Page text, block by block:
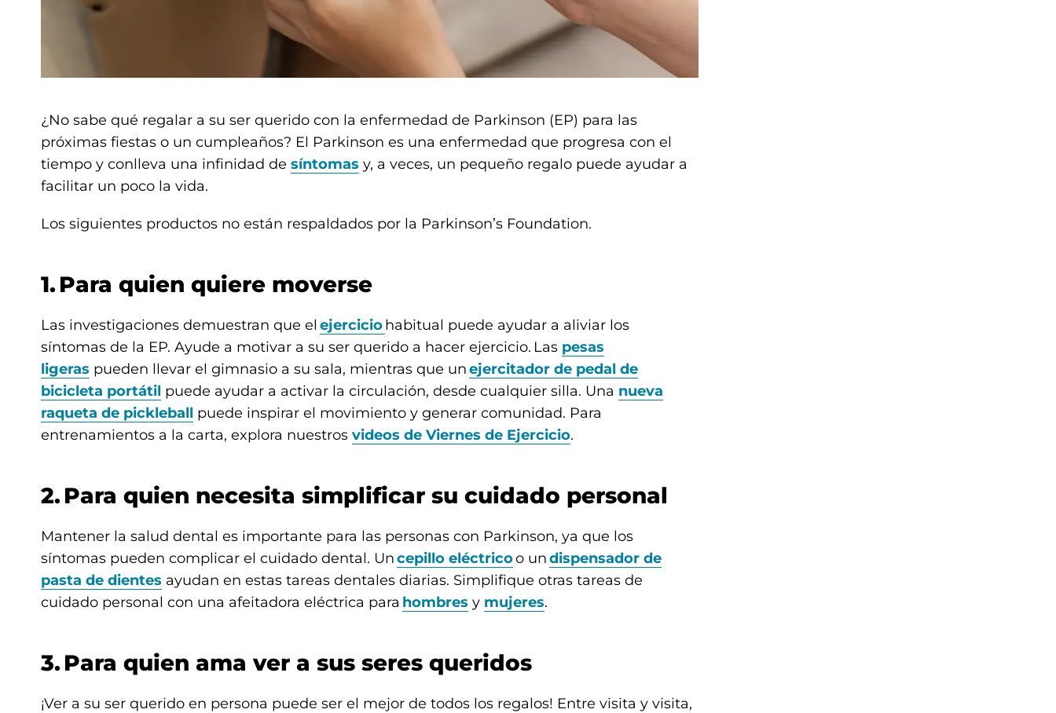
¿No sabe qué regalar a su ser querido con la enfermedad de Parkinson (EP) para las
próximas fiestas o un cumpleaños? El Parkinson es una enfermedad que progresa con el
tiempo y conlleva una infinidad de síntomas y, a veces, un pequeño regalo puede ayudar a
facilitar un poco la vida.
Los siguientes productos no están respaldados por la Parkinson’s Foundation.
1. Para quien quiere moverse
Las investigaciones demuestran que el ejerciciohabitual puede ayudar a aliviar los
síntomas de la EP. Ayude a motivar a su ser querido a hacer ejercicio. Las pesas
ligeras pueden llevar el gimnasio a su sala, mientras que unejercitador de pedal de
bicicleta portátil puede ayudar a activar la circulación, desde cualquier silla. Una nueva
raqueta de pickleball puede inspirar el movimiento y generar comunidad. Para
entrenamientos a la carta, explora nuestros videos de Viernes de Ejercicio.
2. Para quien necesita simplificar su cuidado personal
Mantener la salud dental es importante para las personas con Parkinson, ya que los
síntomas pueden complicar el cuidado dental. Uncepillo eléctricoo undispensador de
pasta de dientes ayudan en estas tareas dentales diarias. Simplifique otras tareas de
cuidado personal con una afeitadora eléctrica para hombres y mujeres.
3. Para quien ama ver a sus seres queridos
¡Ver a su ser querido en persona puede ser el mejor de todos los regalos! Entre visita y visita,